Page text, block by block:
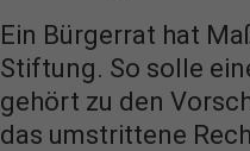
Ein Bürgerrat hat
Stiftung. So solle
gehört zu den
das umstrittene